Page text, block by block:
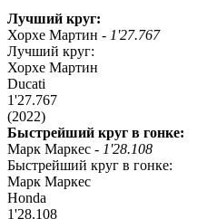
Лучший круг:
Хорхе Мартин - 1'27.767
Лучший круг:
Хорхе Мартин
Ducati
1'27.767
(2022)
Быстрейший круг в гонке:
Марк Маркес - 1'28.108
Быстрейший круг в гонке:
Марк Маркес
Honda
1'28.108